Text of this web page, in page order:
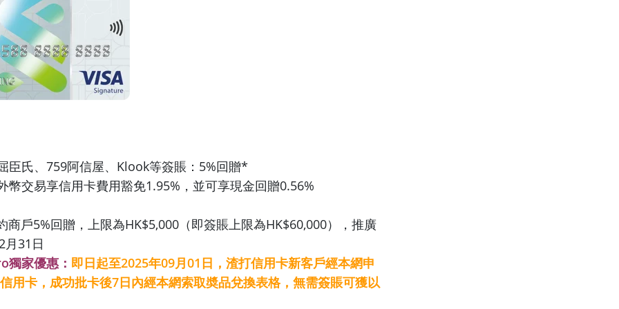
臣氏、759阿信屋、Klook等簽賬：5%回贈*
幣交易享信用卡費用豁免1.95%，並可享現金回贈0.56%
商戶5%回贈，上限為HK$5,000（即簽賬上限為HK$60,000），推廣
月31日
家優惠： 即日起至2025年09月01日，渣打信用卡新客戶經本網申
用卡，成功批卡後7日內經本網索取奬品兌換表格，無需簽賬可獲以